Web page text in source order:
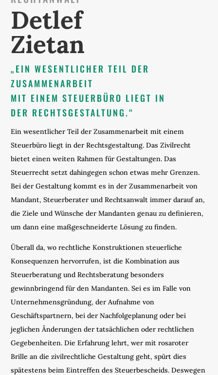
Detlef
Zietan
„EIN WESENTLICHER TEIL DER
ZUSAMMENARBEIT
MIT EINEM STEUERBÜRO LIEGT IN
DER RECHTSGESTALTUNG.“
Ein wesentlicher Teil der Zusammenarbeit mit einem
Steuerbüro liegt in der Rechtsgestaltung. Das Zivilrecht
bietet einen weiten Rahmen für Gestaltungen. Das
Steuerrecht setzt dahingegen schon etwas mehr Grenzen.
Bei der Gestaltung kommt es in der Zusammenarbeit von
Mandant, Steuerberater und Rechtsanwalt immer darauf an,
die Ziele und Wünsche der Mandanten genau zu definieren,
um dann eine maßgeschneiderte Lösung zu finden.
Überall da, wo rechtliche Konstruktionen steuerliche
Konsequenzen hervorrufen, ist die Kombination aus
Steuerberatung und Rechtsberatung besonders
gewinnbringend für den Mandanten. Sei es im Falle von
Unternehmensgründung, der Aufnahme von
Geschäftspartnern, bei der Nachfolgeplanung oder bei
jeglichen Änderungen der tatsächlichen oder rechtlichen
Gegebenheiten. Die Erfahrung lehrt, wer mit rosaroter
Brille an die zivilrechtliche Gestaltung geht, spürt dies
spätestens beim Eintreffen des Steuerbescheids. Deswegen